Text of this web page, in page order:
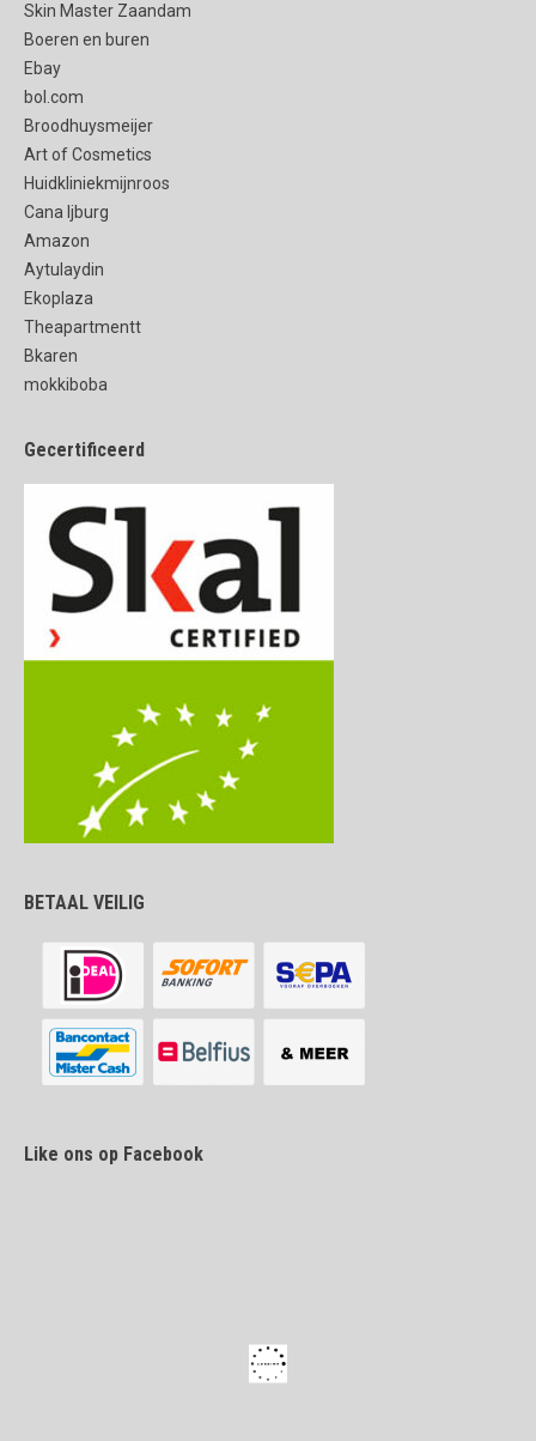
Skin Master Zaandam
Boeren en buren
Ebay
bol.com
Broodhuysmeijer
Art of Cosmetics
Huidkliniekmijnroos
Cana Ijburg
Amazon
Aytulaydin
Ekoplaza
Theapartmentt
Bkaren
mokkiboba
Gecertificeerd
BETAAL VEILIG
Like ons op Facebook